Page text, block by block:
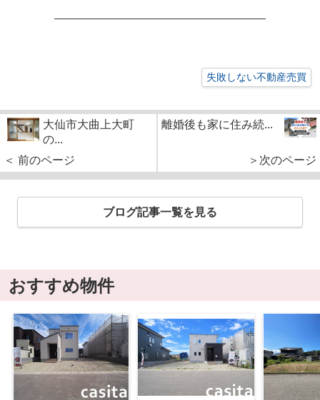
失敗しない不動産売買
大仙市大曲上大町
の...
＜ 前のページ
離婚後も家に住み続...
＞次のページ
ブログ記事一覧を見る
おすすめ物件